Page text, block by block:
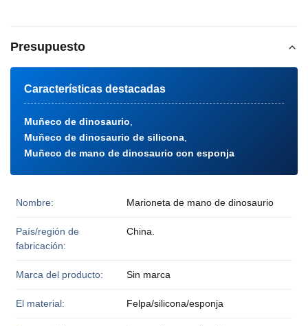
Presupuesto
Características destacadas
Muñeco de dinosaurio
Muñeco de dinosaurio de silicona
Muñeco de mano de dinosaurio con esponja
Nombre: Marioneta de mano de dinosaurio
País/región de
fabricación:
China.
Marca del producto: Sin marca
El material: Felpa/silicona/esponja